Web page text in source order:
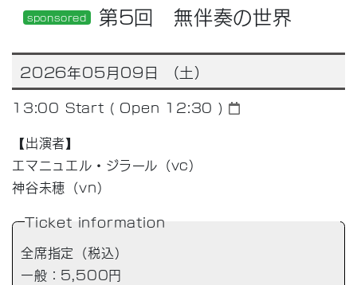
sponsored 第5回 無伴奏の世界
2026年05月09日 （土）
13:00 Start ( Open 12:30 )
【出演者】
エマニュエル・ジラール（vc）
神谷未穂（vn）
Ticket information
全席指定（税込）
一般：5,500円